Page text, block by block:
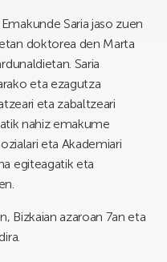
Saria jaso zuen
doktorea den Marta
Saria
eta ezagutza
eta zabaltzeari
nahiz emakume
eta Akademiari
egiteagatik eta
Bizkaian azaroan 7an eta